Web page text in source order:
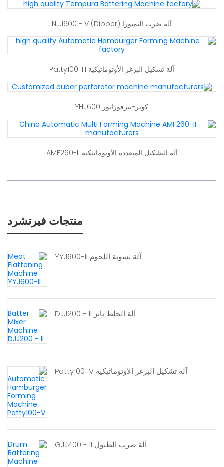
آلة ضرب التمبورا (Dipper) NJJ600 - V
آلة تشكيل البرغر الأوتوماتيكية Patty100-III
كوبر-بيرفوراتور YHJ600
آلة التشكيل المتعددة الأوتوماتيكية AMF260-II
منتجات فيرتشرد
آلة تسوية اللحوم YYJ600-II
آلة الخلط باتر DJJ200 - II
آلة تشكيل البرغر الأوتوماتيكية Patty100-V
آلة ضرب الطبول GJJ400 - II